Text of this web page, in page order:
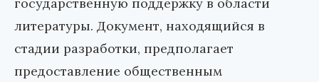
литературы. Документ, находящийся в
стадии разработки, предполагает
предоставление общественным